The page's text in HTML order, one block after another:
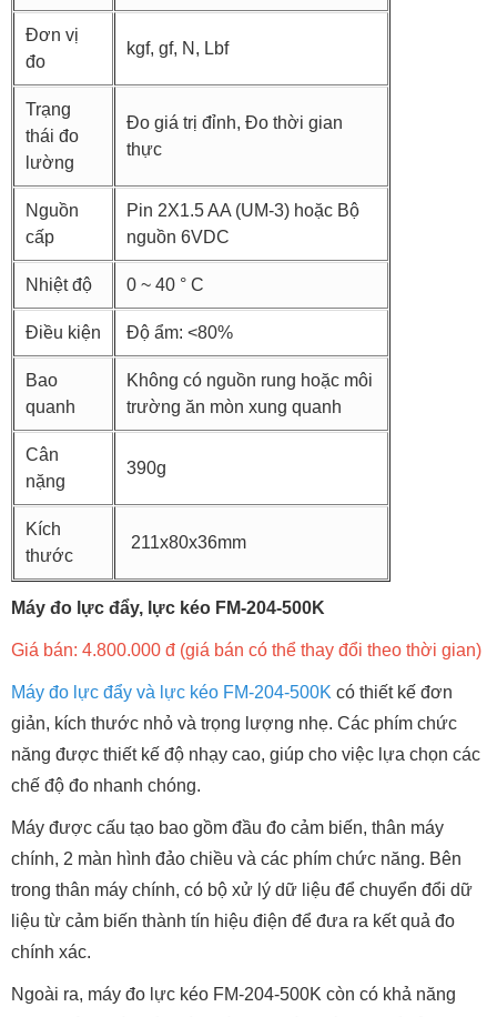
Đơn vị
đo
kgf, gf, N, Lbf
Trạng
thái đo
lường
Đo giá trị đỉnh, Đo thời gian
thực
Nguồn
cấp
Pin 2X1.5 AA (UM-3) hoặc Bộ
nguồn 6VDC
Nhiệt độ 0 ~ 40 ° C
Điều kiện Độ ẩm: <80%
Bao
quanh
Không có nguồn rung hoặc môi
trường ăn mòn xung quanh
Cân
nặng
390g
Kích
thước
211x80x36mm
Máy đo lực đẩy, lực kéo FM-204-500K
Giá bán: 4.800.000 đ (giá bán có thể thay đổi theo thời gian)
Máy đo lực đẩy và lực kéo FM-204-500K có thiết kế đơn
giản, kích thước nhỏ và trọng lượng nhẹ. Các phím chức
năng được thiết kế độ nhạy cao, giúp cho việc lựa chọn các
chế độ đo nhanh chóng.
Máy được cấu tạo bao gồm đầu đo cảm biến, thân máy
chính, 2 màn hình đảo chiều và các phím chức năng. Bên
trong thân máy chính, có bộ xử lý dữ liệu để chuyển đổi dữ
liệu từ cảm biến thành tín hiệu điện để đưa ra kết quả đo
chính xác.
Ngoài ra, máy đo lực kéo FM-204-500K còn có khả năng